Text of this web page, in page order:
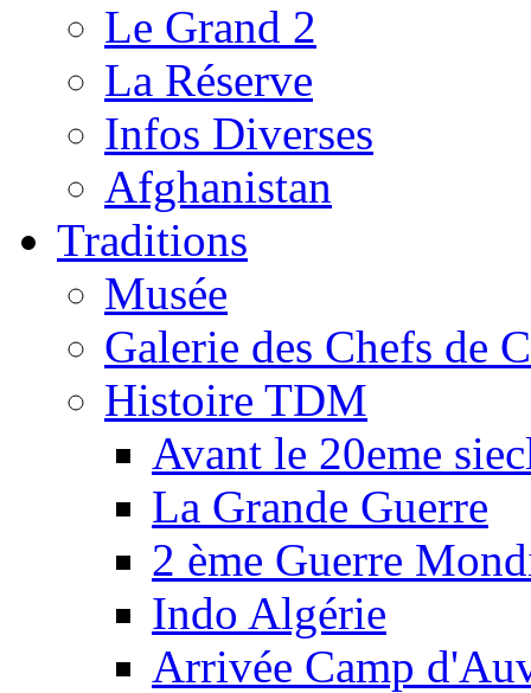
Le Grand 2
La Réserve
Infos Diverses
Afghanistan
Traditions
Musée
Galerie des Chefs de
Histoire TDM
Avant le 20eme
La Grande Guerre
2 ème Guerre
Indo Algérie
Arrivée Camp